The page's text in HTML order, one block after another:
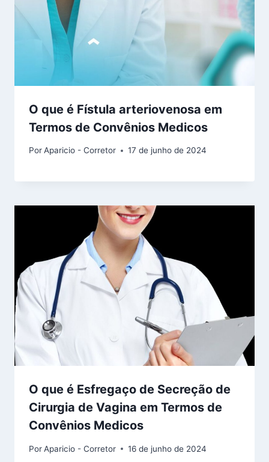
O que é Fístula arteriovenosa em
Termos de Convênios Medicos
PorAparicio - Corretor 17 de junho de 2024
O que é Esfregaço de Secreção de
Cirurgia de Vagina em Termos de
Convênios Medicos
PorAparicio - Corretor 16 de junho de 2024